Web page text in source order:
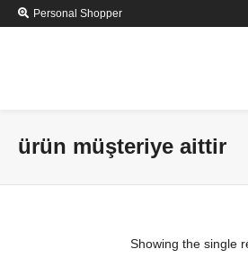
Personal Shopper
ürün müşteriye aittir
Showing the single